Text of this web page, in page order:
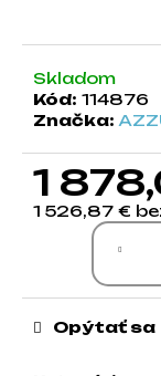
Skladom
Kód: 114876
Značka:
1
1 526,87 €
Jednotková
Opýtať sa
ú
č
a
m
e